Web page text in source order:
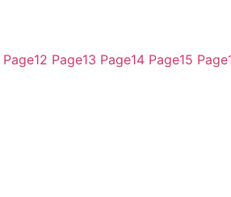
Page12 Page13 Page14 Page15 Page